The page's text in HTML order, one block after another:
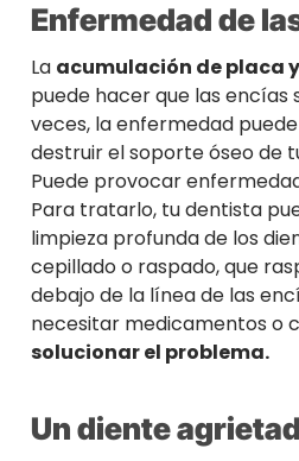
Enfermedad de
La acumulación de placa
puede hacer que las encías
veces, la enfermedad
destruir el soporte óseo de
Puede provocar
Para tratarlo, tu dentista
limpieza profunda de los
cepillado o raspado, que
debajo de la línea de las
necesitar medicamentos o
solucionar el problema.
Un diente